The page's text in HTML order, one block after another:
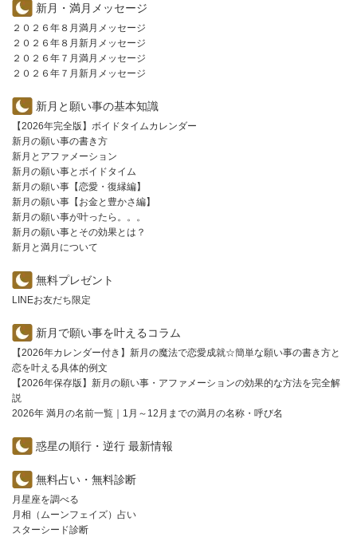
新月・満月メッセージ
２０２６年８月満月メッセージ
２０２６年８月新月メッセージ
２０２６年７月満月メッセージ
２０２６年７月新月メッセージ
新月と願い事の基本知識
【2026年完全版】ボイドタイムカレンダー
新月の願い事の書き方
新月とアファメーション
新月の願い事とボイドタイム
新月の願い事【恋愛・復縁編】
新月の願い事【お金と豊かさ編】
新月の願い事が叶ったら。。。
新月の願い事とその効果とは？
新月と満月について
無料プレゼント
LINEお友だち限定
新月で願い事を叶えるコラム
【2026年カレンダー付き】新月の魔法で恋愛成就☆簡単な願い事の書き方と
恋を叶える具体的例文
【2026年保存版】新月の願い事・アファメーションの効果的な方法を完全解
説
2026年 満月の名前一覧｜1月～12月までの満月の名称・呼び名
惑星の順行・逆行 最新情報
無料占い・無料診断
月星座を調べる
月相（ムーンフェイズ）占い
スターシード診断